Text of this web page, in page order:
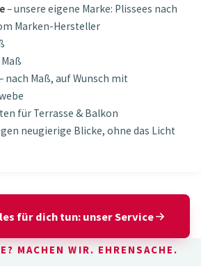
– unsere eigene Marke: Plissees nach
Marken-Hersteller
nach Maß, auf Wunsch mit
für Terrasse & Balkon
neugierige Blicke, ohne das Licht
für dich tun: unser Service
MACHEN WIR. EHRENSACHE.